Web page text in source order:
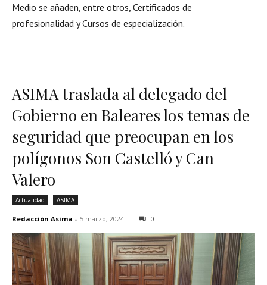
Medio se añaden, entre otros, Certificados de
profesionalidad y Cursos de especialización.
ASIMA traslada al delegado del
Gobierno en Baleares los temas de
seguridad que preocupan en los
polígonos Son Castelló y Can
Valero
Actualidad ASIMA
Redacción Asima - 5 marzo, 2024 0